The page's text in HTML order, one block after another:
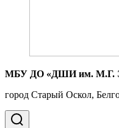
МБУ ДО «ДШИ им. М.Г.
город Старый Оскол,